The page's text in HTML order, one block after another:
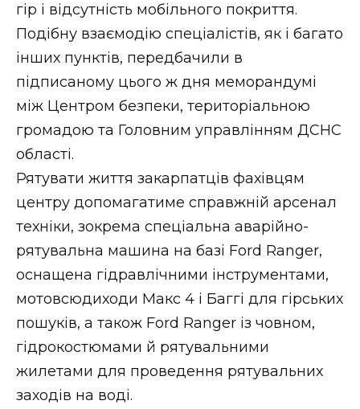
гір і відсутність мобільного покриття.
Подібну взаємодію спеціалістів, як і багато
інших пунктів, передбачили в
підписаному цього ж дня меморандумі
між Центром безпеки, територіальною
громадою та Головним управлінням ДСНС
області.
Рятувати життя закарпатців фахівцям
центру допомагатиме справжній арсенал
техніки, зокрема спеціальна аварійно-
рятувальна машина на базі Ford Ranger,
оснащена гідравлічними інструментами,
мотовсюдиходи Макс 4 і Баггі для гірських
пошуків, а також Ford Ranger із човном,
гідрокостюмами й рятувальними
жилетами для проведення рятувальних
заходів на воді.